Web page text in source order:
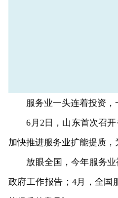
服务业一头连着投资，一
6月2日，山东首次召开
加快推进服务业扩能提质，
放眼全国，今年服务业被
政府工作报告；4月，全国